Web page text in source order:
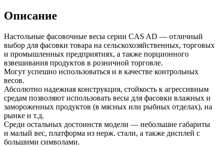
Описание
Настольные фасовочные весы серии CAS AD — отличный
выбор для фасовки товара на сельскохозяйственных, торговых
и промышленных предприятиях, а также порционного
взвешивания продуктов в розничной торговле.
Могут успешно использоваться и в качестве контрольных
весов.
Абсолютно надежная конструкция, стойкость к агрессивным
средам позволяют использовать весы для фасовки влажных и
замороженных продуктов (в мясных или рыбных отделах), на
рынке и т.д.
Среди остальных достоинств модели — небольшие габариты
и малый вес, платформа из нерж. стали, а также дисплей с
большими символами.